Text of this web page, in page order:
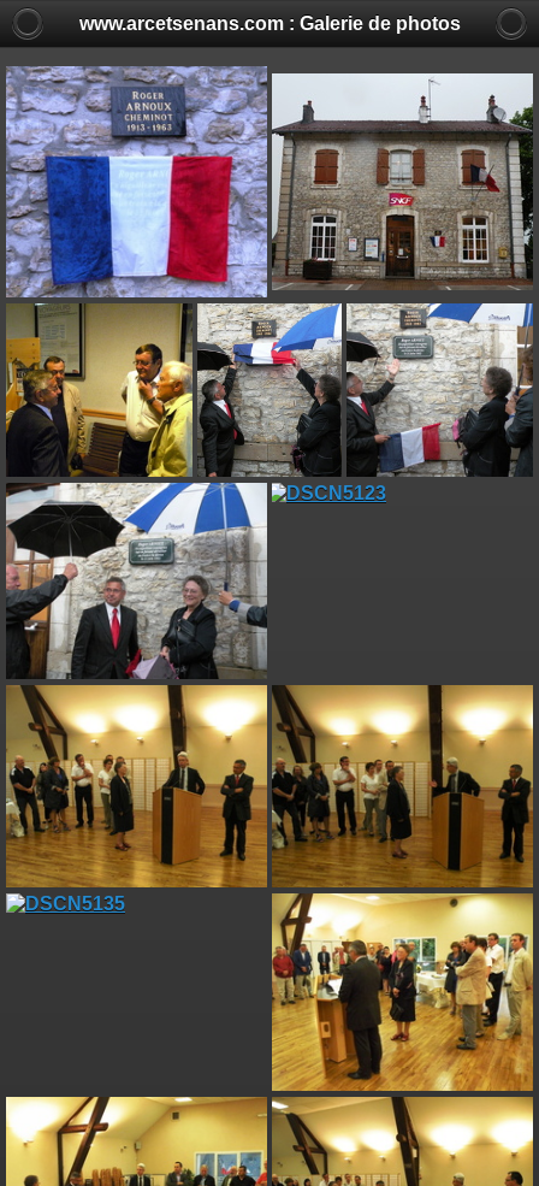
www.arcetsenans.com : Galerie de photos